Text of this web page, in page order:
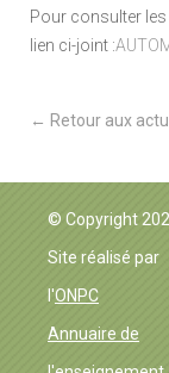
Pour consulter
lien ci-joint :
← Retour aux
© Copyright
Site réalisé par
l'ONPC
Annuaire de